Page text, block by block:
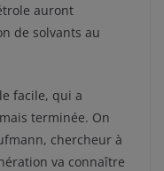
auront
de solvants au
facile, qui a
terminée. On
chercheur à
va connaître